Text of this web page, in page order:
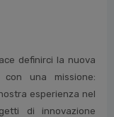
definirci la nuova
una missione:
esperienza nel
di innovazione